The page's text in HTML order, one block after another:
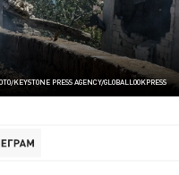
KEYSTONE PRESS AGENCY/GLOBALLOOKPRESS